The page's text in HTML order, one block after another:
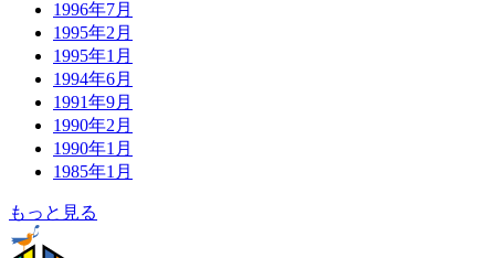
1996年7月
1995年2月
1995年1月
1994年6月
1991年9月
1990年2月
1990年1月
1985年1月
もっと見る